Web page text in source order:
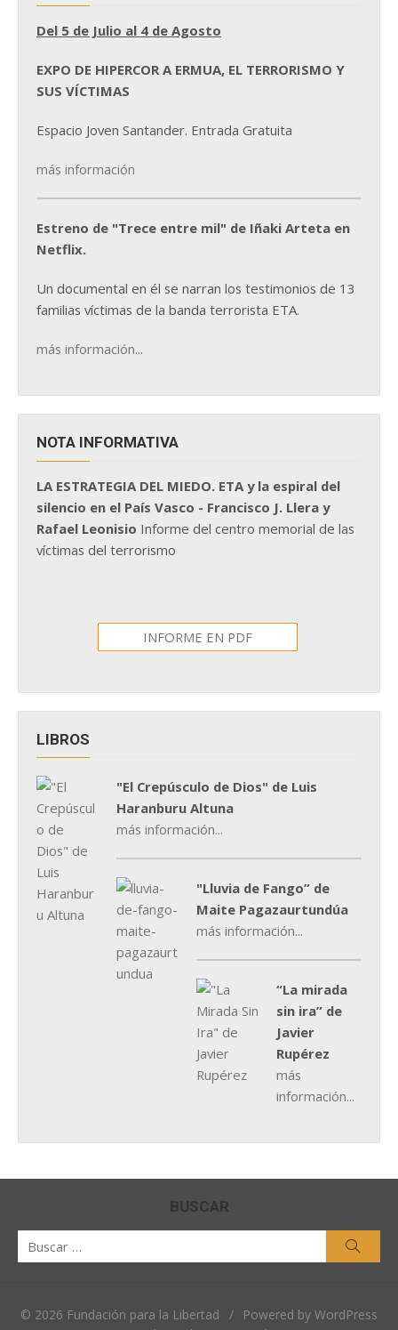
Del 5 de Julio al 4 de Agosto
EXPO DE HIPERCOR A ERMUA, EL TERRORISMO Y
SUS VÍCTIMAS
Espacio Joven Santander. Entrada Gratuita
más información
Estreno de "Trece entre mil" de Iñaki Arteta en
Netflix.
Un documental en él se narran los testimonios de 13
familias víctimas de la banda terrorista ETA.
más información...
NOTA INFORMATIVA
LA ESTRATEGIA DEL MIEDO. ETA y la espiral del
silencio en el País Vasco - Francisco J. Llera y
Rafael Leonisio Informe del centro memorial de las
víctimas del terrorismo
INFORME EN PDF
LIBROS
"El Crepúsculo de Dios" de Luis
Haranburu Altuna
más información...
"Lluvia de Fango” de
Maite Pagazaurtundúa
más información...
“La mirada
sin ira” de
Javier
Rupérez
más
información...
BUSCAR
© 2026 Fundación para la Libertad /
Powered by WordPress